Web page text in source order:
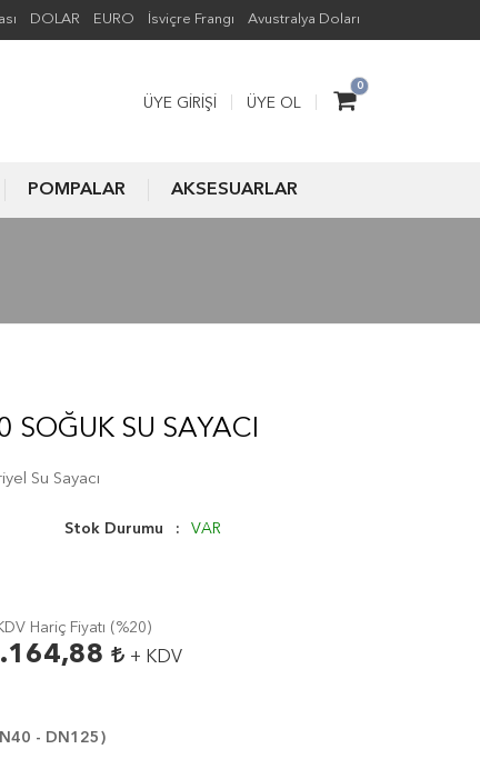
DOLAR EURO İsviçre Frangı Avustralya Doları
0
ÜYE GIRIŞI ÜYE OL
POMPALAR AKSESUARLAR
SOĞUK SU SAYACI
Su Sayacı
Stok Durumu VAR
Hariç Fiyatı ( %20 )
+ KDV
- DN125)